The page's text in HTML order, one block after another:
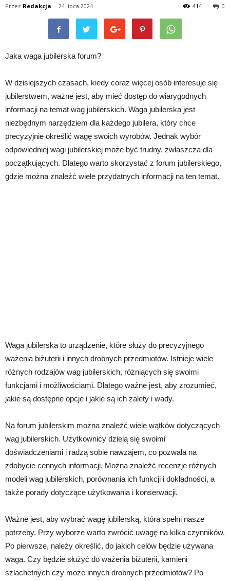
Przez Redakcja - 24 lipca 2024 0
414
Jaka waga jubilerska forum?
W dzisiejszych czasach, kiedy coraz więcej osób interesuje się
jubilerstwem, ważne jest, aby mieć dostęp do wiarygodnych
informacji na temat wag jubilerskich. Waga jubilerska jest
niezbędnym narzędziem dla każdego jubilera, który chce
precyzyjnie określić wagę swoich wyrobów. Jednak wybór
odpowiedniej wagi jubilerskiej może być trudny, zwłaszcza dla
początkujących. Dlatego warto skorzystać z forum jubilerskiego,
gdzie można znaleźć wiele przydatnych informacji na ten temat.
Waga jubilerska to urządzenie, które służy do precyzyjnego
ważenia biżuterii i innych drobnych przedmiotów. Istnieje wiele
różnych rodzajów wag jubilerskich, różniących się swoimi
funkcjami i możliwościami. Dlatego ważne jest, aby zrozumieć,
jakie są dostępne opcje i jakie są ich zalety i wady.
Na forum jubilerskim można znaleźć wiele wątków dotyczących
wag jubilerskich. Użytkownicy dzielą się swoimi
doświadczeniami i radzą sobie nawzajem, co pozwala na
zdobycie cennych informacji. Można znaleźć recenzje różnych
modeli wag jubilerskich, porównania ich funkcji i dokładności, a
także porady dotyczące użytkowania i konserwacji.
Ważne jest, aby wybrać wagę jubilerską, która spełni nasze
potrzeby. Przy wyborze warto zwrócić uwagę na kilka czynników.
Po pierwsze, należy określić, do jakich celów będzie używana
waga. Czy będzie służyć do ważenia biżuterii, kamieni
szlachetnych czy może innych drobnych przedmiotów? Po